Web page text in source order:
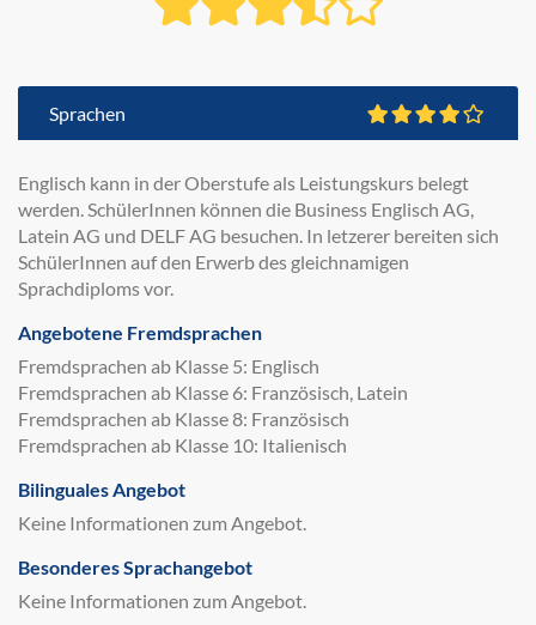
Sprachen
Englisch kann in der Oberstufe als Leistungskurs belegt
werden. SchülerInnen können die Business Englisch AG,
Latein AG und DELF AG besuchen. In letzerer bereiten sich
SchülerInnen auf den Erwerb des gleichnamigen
Sprachdiploms vor.
Angebotene Fremdsprachen
Fremdsprachen ab Klasse 5: Englisch
Fremdsprachen ab Klasse 6: Französisch, Latein
Fremdsprachen ab Klasse 8: Französisch
Fremdsprachen ab Klasse 10: Italienisch
Bilinguales Angebot
Keine Informationen zum Angebot.
Besonderes Sprachangebot
Keine Informationen zum Angebot.